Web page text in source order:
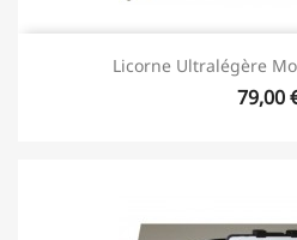
Licorne Ultralégère
79,00